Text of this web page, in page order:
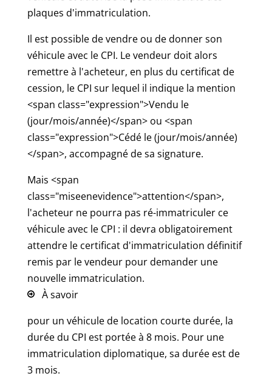
plaques d'immatriculation.
Il est possible de vendre ou de donner son
véhicule avec le CPI. Le vendeur doit alors
remettre à l'acheteur, en plus du certificat de
cession, le CPI sur lequel il indique la mention
<span class="expression">Vendu le
(jour/mois/année)</span> ou <span
class="expression">Cédé le (jour/mois/année)
</span>, accompagné de sa signature.
Mais <span
class="miseenevidence">attention</span>,
l'acheteur ne pourra pas ré-immatriculer ce
véhicule avec le CPI : il devra obligatoirement
attendre le certificat d'immatriculation définitif
remis par le vendeur pour demander une
nouvelle immatriculation.
À savoir
pour un véhicule de location courte durée, la
durée du CPI est portée à 8 mois. Pour une
immatriculation diplomatique, sa durée est de
3 mois.